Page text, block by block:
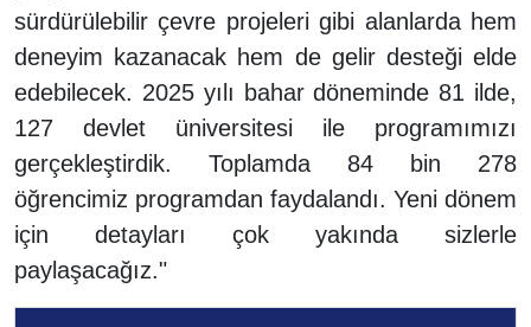
sürdürülebilir çevre projeleri gibi alanlarda hem
deneyim kazanacak hem de gelir desteği elde
edebilecek. 2025 yılı bahar döneminde 81 ilde,
127 devlet üniversitesi ile programımızı
gerçekleştirdik. Toplamda 84 bin 278
öğrencimiz programdan faydalandı. Yeni dönem
için detayları çok yakında sizlerle
paylaşacağız."